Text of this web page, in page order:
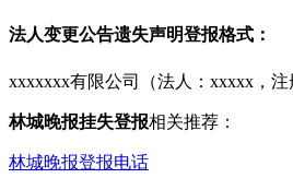
法人变更公告遗失声明登报格式：
xxxxxxx有限公司（法人：xxxxx，
林城晚报挂失登报相关推荐：
林城晚报登报电话